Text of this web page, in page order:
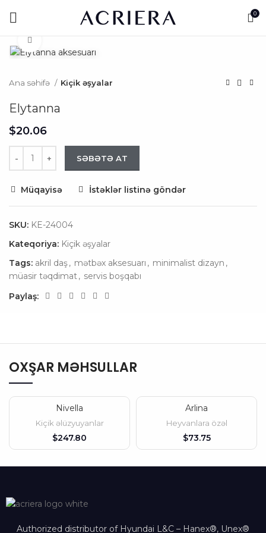
0
Ana səhifə Kiçik əşyalar
Elytanna
$
SƏBƏTƏ AT
Müqayisə İstəklər listinə göndər
SKU: KE-24004
Kateqoriya: Kiçik əşyalar
Tags: akril daş, mətbəx aksesuarı , minimalist dizayn ,
müasir təqdimat, servis boşqabı
Paylaş:
OXŞAR MƏHSULLAR
Nivella
Kiçik əlüzyuyanlar
$
Arlina
Heyvanlara özəl
$
Authorized distributor of Hyundai L&C – Hanex®, Unex®